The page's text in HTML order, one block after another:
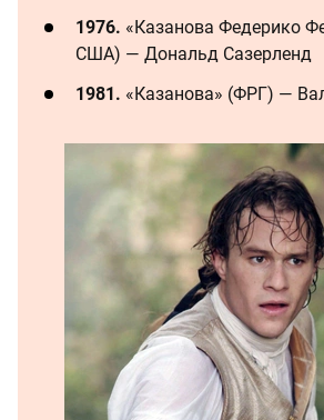
1976. «Казанова Федерико
США) — Дональд Сазерленд
1981. «Казанова» (ФРГ) —